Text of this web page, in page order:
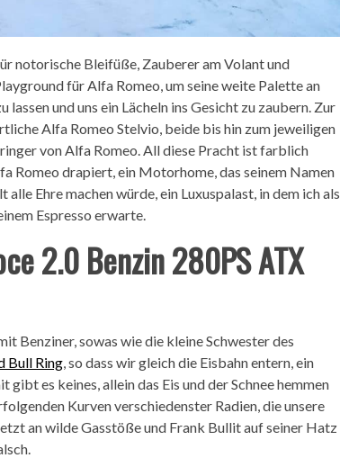
notorische Bleifüße, Zauberer am Volant und
für Alfa Romeo, um seine weite Palette an
und uns ein Lächeln ins Gesicht zu zaubern. Zur
Alfa Romeo Stelvio, beide bis hin zum jeweiligen
von Alfa Romeo. All diese Pracht ist farblich
Romeo drapiert, ein Motorhome, das seinem Namen
Ehre machen würde, ein Luxuspalast, in dem ich als
Espresso erwarte.
2.0 Benzin 280PS ATX
Benziner, sowas wie die kleine Schwester des
Bull Ring, so dass wir gleich die Eisbahn entern, ein
es keines, allein das Eis und der Schnee hemmen
Kurven verschiedenster Radien, die unsere
an wilde Gasstöße und Frank Bullit auf seiner Hatz